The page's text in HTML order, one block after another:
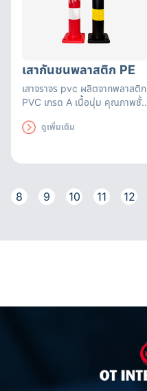
เสากันชนพลาสติก PE
เสาจราจร pvc ผลิตจากพลาสติก
PVC เกรด A เนื้อนุ่ม คุณภาพชั้น
ป้องกันรังสี UV สีส้มสด
ดูเพิ่มเติม
8 9 10 11 12